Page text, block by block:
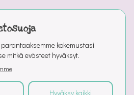
kokemustasi
mitkä evästeet hyväksyt.
Hyväksy kaikki